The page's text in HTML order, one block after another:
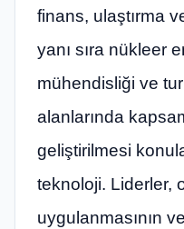
finans, ulaştırma
yanı sıra nükleer
mühendisliği ve
alanlarında
geliştirilmesi
teknoloji. Liderler,
uygulanmasının